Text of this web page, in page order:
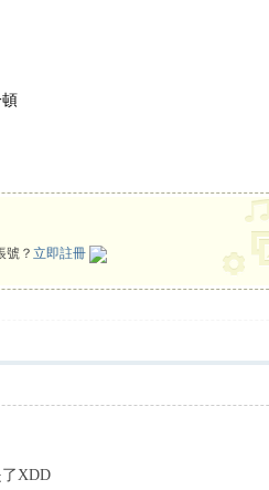
號？ 立即註冊
XDD